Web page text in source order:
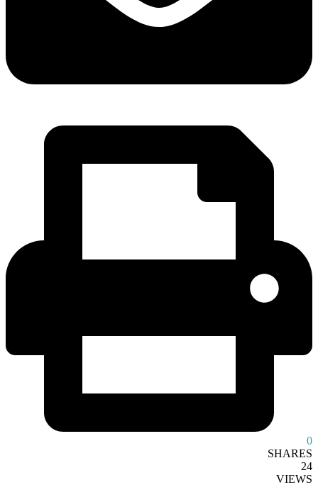
0
SHARES
24
VIEWS